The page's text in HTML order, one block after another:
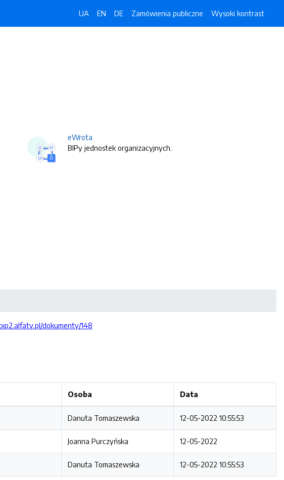
UA EN DE Zamówienia publiczne Wysoki kontrast
eWrota
BIPy jednostek organizacyjnych.
dokumenty/148
Osoba Data
Danuta Tomaszewska 12-05-2022 10:55:53
Joanna Purczyńska 12-05-2022
Danuta Tomaszewska 12-05-2022 10:55:53